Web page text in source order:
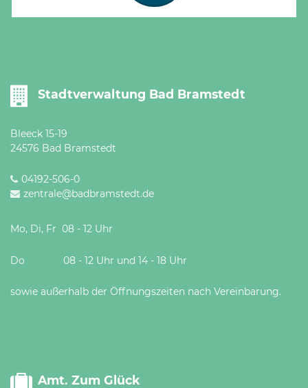
Stadtverwaltung Bad Bramstedt
Bleeck 15-19
24576 Bad Bramstedt
04192-506-0
zentrale@badbramstedt.de
Mo, Di, Fr 08 - 12 Uhr
Do 08 - 12 Uhr und 14 - 18 Uhr
sowie außerhalb der Öffnungszeiten nach Vereinbarung.
Amt. Zum Glück